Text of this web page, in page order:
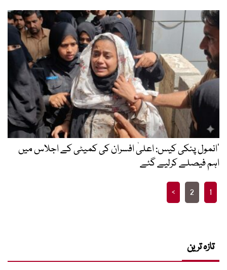
’انمول پنکی کیس: اعلیٰ افسران کی کمیٹی کے اجلاس میں
اہم فیصلے کرلیے گئے
Posts
pagination
1
2
>
تازہ ترین